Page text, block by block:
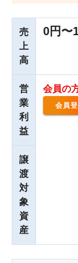
売
上
高
0円〜
営
業
利
益
会員の
会員
譲
渡
対
象
資
産